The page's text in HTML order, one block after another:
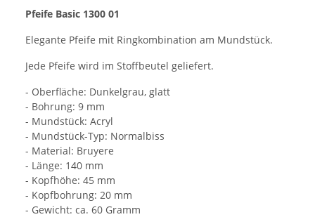
Pfeife Basic 1300 01
Elegante Pfeife mit Ringkombination am Mundstück.
Jede Pfeife wird im Stoffbeutel geliefert.
- Oberfläche: Dunkelgrau, glatt
- Bohrung: 9 mm
- Mundstück: Acryl
- Mundstück-Typ: Normalbiss
- Material: Bruyere
- Länge: 140 mm
- Kopfhöhe: 45 mm
- Kopfbohrung: 20 mm
- Gewicht: ca. 60 Gramm